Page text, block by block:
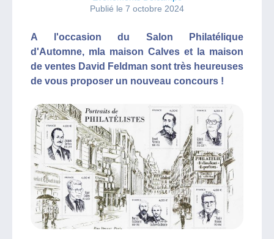
Publié le 7 octobre 2024
A l'occasion du Salon Philatélique
d'Automne, mla maison Calves et la maison
de ventes David Feldman sont très heureuses
de vous proposer un nouveau concours !